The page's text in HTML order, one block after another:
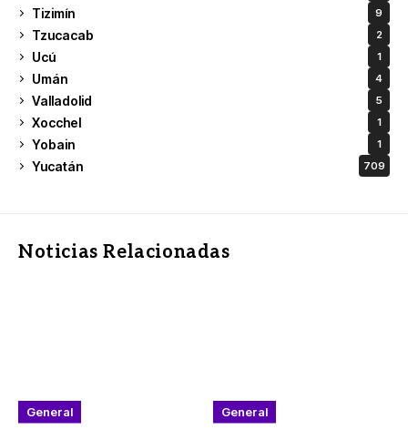
Tizimín 9
Tzucacab 2
Ucú 1
Umán 4
Valladolid 5
Xocchel 1
Yobain 1
Yucatán 709
Noticias Relacionadas
General General